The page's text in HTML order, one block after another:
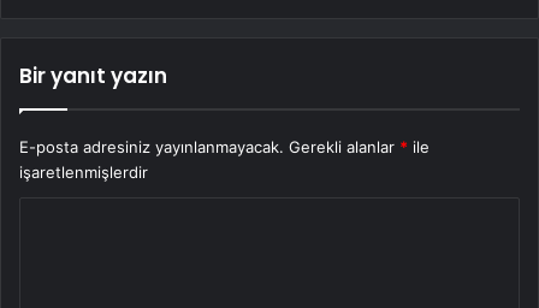
Bir yanıt yazın
E-posta adresiniz yayınlanmayacak. Gerekli alanlar * ile
işaretlenmişlerdir